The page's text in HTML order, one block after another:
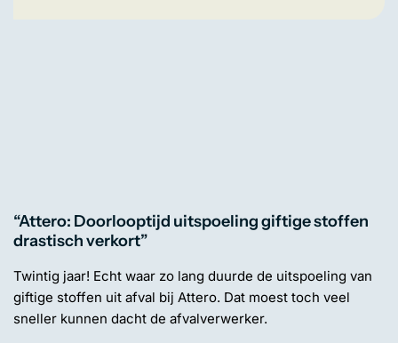
“Attero: Doorlooptijd uitspoeling giftige stoffen
drastisch verkort”
Twintig jaar! Echt waar zo lang duurde de uitspoeling van
giftige stoffen uit afval bij Attero. Dat moest toch veel
sneller kunnen dacht de afvalverwerker.